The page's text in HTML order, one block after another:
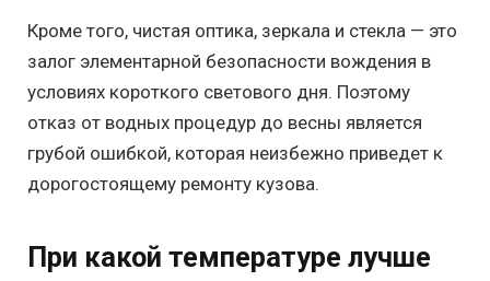
Кроме того, чистая оптика, зеркала и стекла — это
залог элементарной безопасности вождения в
условиях короткого светового дня. Поэтому
отказ от водных процедур до весны является
грубой ошибкой, которая неизбежно приведет к
дорогостоящему ремонту кузова.
При какой температуре лучше